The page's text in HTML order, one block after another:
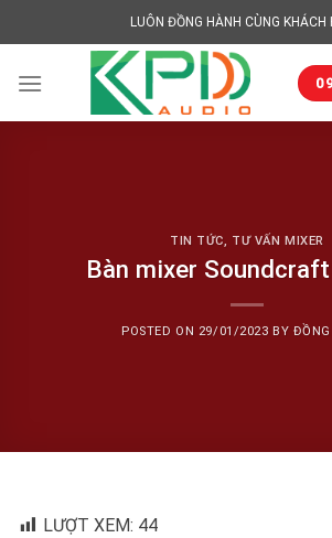
to
LUÔN ĐỒNG HÀNH CÙNG KHÁCH
TIN TỨC, TƯ VẤN MIXER
Bàn mixer
POSTED ON 29/01/2023 BY
LƯỢT XEM: 44